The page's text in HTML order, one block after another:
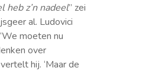
heb z’n nadeel” zei
al. Ludovici
moeten nu
over
hij. ‘Maar de